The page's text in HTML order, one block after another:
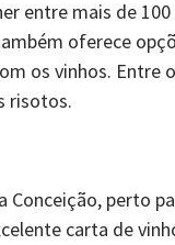
entre mais de
oferece
os vinhos. Entre
risotos.
Conceição, perto
carta de